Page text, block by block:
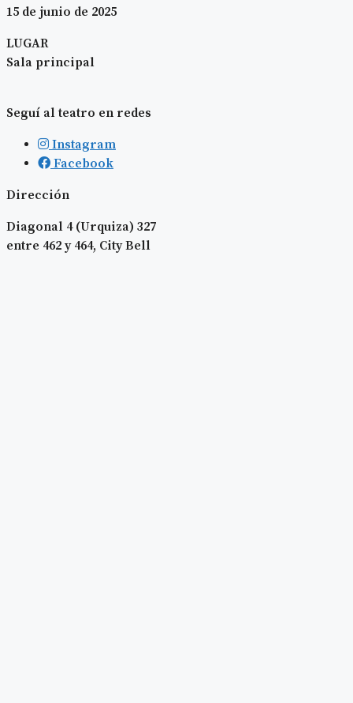
15 de junio de 2025
LUGAR
Sala principal
Seguí al teatro en redes
Instagram
Facebook
Dirección
Diagonal 4 (Urquiza) 327
entre 462 y 464, City Bell